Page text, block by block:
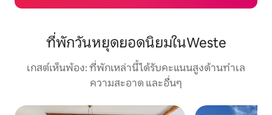
ที่พักวันหยุดยอดนิยมในWeste
เกสต์เห็นพ้อง: ที่พักเหล่านี้ได้รับคะแนนสูงด้านทำเล
ความสะอาด และอื่นๆ